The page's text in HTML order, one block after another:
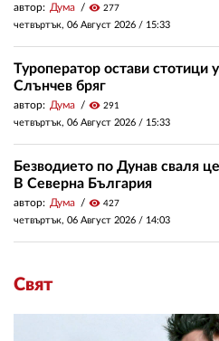
автор: Дума visibility 277
четвъртък, 06 Август 2026 / 15:33
Туроператор остави стотици
Слънчев бряг
автор: Дума visibility 291
четвъртък, 06 Август 2026 / 15:33
Безводието по Дунав сваля
В Северна България
автор: Дума visibility 427
четвъртък, 06 Август 2026 / 14:03
Свят